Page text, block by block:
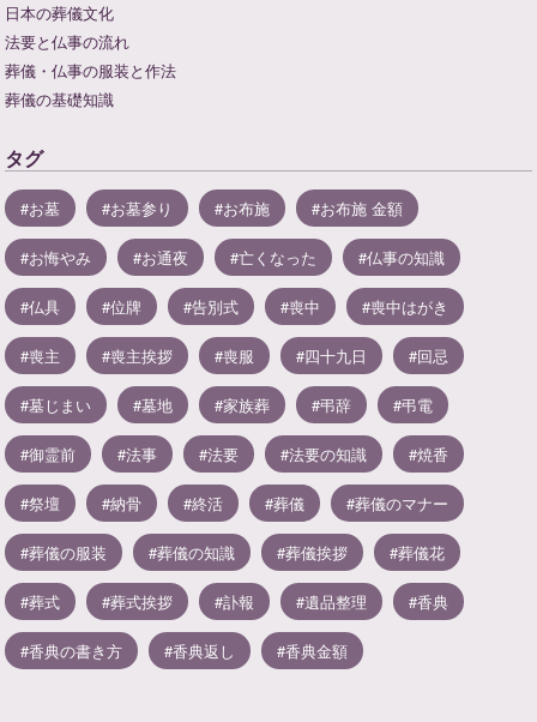
日本の葬儀文化
法要と仏事の流れ
葬儀・仏事の服装と作法
葬儀の基礎知識
タグ
お墓 お墓参り お布施 お布施 金額
お悔やみ お通夜 亡くなった 仏事の知識
仏具 位牌 告別式 喪中 喪中はがき
喪主 喪主挨拶 喪服 四十九日 回忌
墓じまい 墓地 家族葬 弔辞 弔電
御霊前 法事 法要 法要の知識 焼香
祭壇 納骨 終活 葬儀 葬儀のマナー
葬儀の服装 葬儀の知識 葬儀挨拶 葬儀花
葬式 葬式挨拶 訃報 遺品整理 香典
香典の書き方 香典返し 香典金額